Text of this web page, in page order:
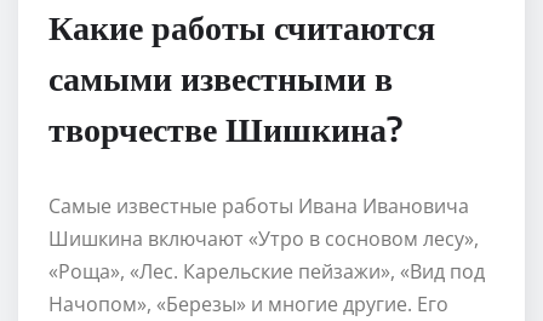
Какие работы считаются
самыми известными в
творчестве Шишкина?
Самые известные работы Ивана Ивановича
Шишкина включают «Утро в сосновом лесу»,
«Роща», «Лес. Карельские пейзажи», «Вид под
Начопом», «Березы» и многие другие. Его